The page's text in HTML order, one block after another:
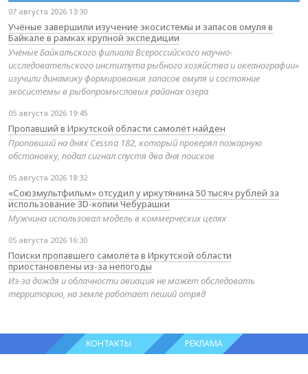
07 августа 2026 13:30
Учёные завершили изучение экосистемы и запасов омуля в
Байкале в рамках крупной экспедиции
Учёные Байкальского филиала Всероссийского научно-
исследовательского института рыбного хозяйства и океанографии»
изучили динамику формирования запасов омуля и состояние
экосистемы в рыбопромысловых районах озера
05 августа 2026 19:45
Пропавший в Иркутской области самолёт найден
Пропавший на днях Cessna 182, который проверял пожарную
обстановку, подал сигнал спустя два дня поисков
05 августа 2026 18:32
«Союзмультфильм» отсудил у иркутянина 50 тысяч рублей за
использование 3D-копии Чебурашки
Мужчина использовал модель в коммерческих целях
05 августа 2026 16:30
Поиски пропавшего самолёта в Иркутской области
приостановлены из-за непогоды
Из-за дождя и облачности авиация не может обследовать
территорию, на земле работает пеший отряд
КОНТАКТЫ РЕКЛАМА